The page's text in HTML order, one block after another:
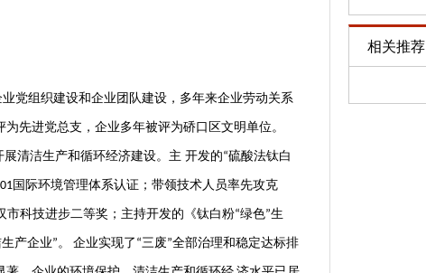
组织建设和企业团队建设，多年来企业劳动关系
先进党总支，企业多年被评为硚口区文明单位。
清洁生产和循环经济建设。主 开发的“硫酸法钛白
国际环境管理体系认证；带领技术人员率先攻克
市科技进步二等奖；主持开发的《钛白粉“绿色”生
产企业”。 企业实现了 “三废”全部治理和稳定达标排
相关推荐